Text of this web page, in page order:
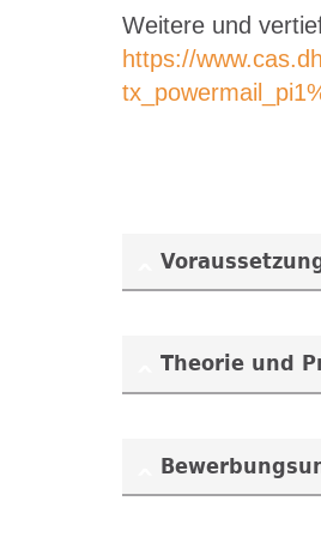
Weitere und
https://
Theorie und